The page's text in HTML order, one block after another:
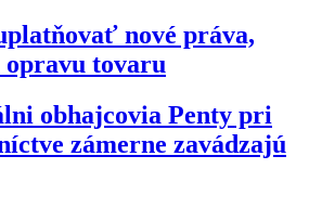
nové práva,
tovaru
obhajcovia Penty pri
zámerne zavádzajú